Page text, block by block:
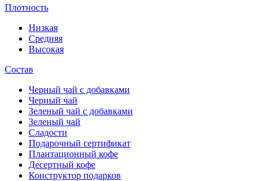
Плотность
Низкая
Средняя
Высокая
Состав
Черный чай с добавками
Черный чай
Зеленый чай с добавками
Зеленый чай
Сладости
Подарочный сертификат
Плантационный кофе
Десертный кофе
Конструктор подарков